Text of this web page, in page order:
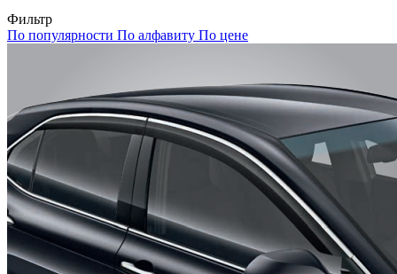
Фильтр
По популярности По алфавиту По цене